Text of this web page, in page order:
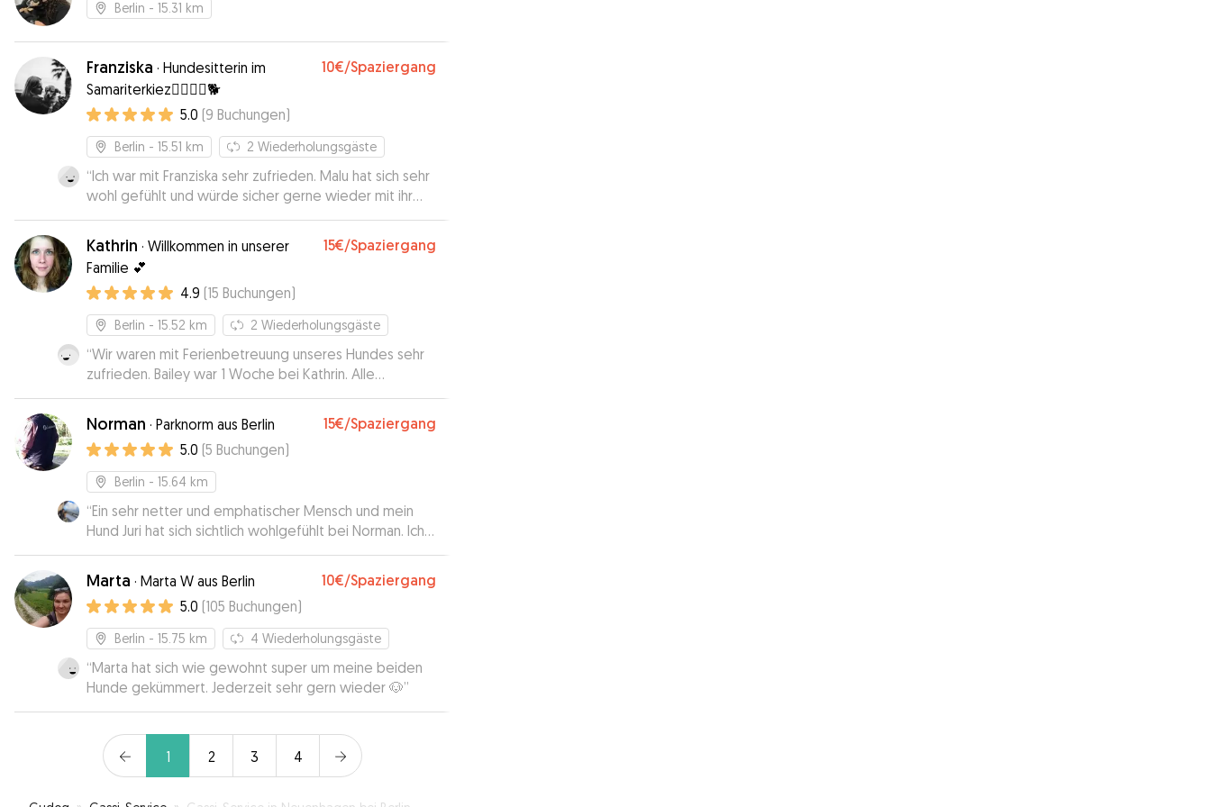
Berlin - 15.31 km
Franziska · Hundesitterin im
Samariterkiez🐕‍🦺🦮🐩🐕
10€/Spaziergang
5.0 (9 Buchungen)
Berlin - 15.51 km 2 Wiederholungsgäste
“Ich war mit Franziska sehr zufrieden. Malu hat sich sehr
wohl gefühlt und würde sicher gerne wieder mit ihr
spielen gehen.”
Kathrin · Willkommen in unserer
Familie 💕
15€/Spaziergang
4.9 (15 Buchungen)
Berlin - 15.52 km 2 Wiederholungsgäste
“Wir waren mit Ferienbetreuung unseres Hundes sehr
zufrieden. Bailey war 1 Woche bei Kathrin. Alle
Absprachen haben super geklappt und Kathrin hat uns
jeden Tag mit aktuellen Fotos von Bailey versorgt.
Somit waren wir immer auf dem neuesten Stand und
konnten unseren Urlaub entspannt genießen. Wir
würden jeder Zeit wieder eine Betreuung über Kathrin
buchen.”
Norman · Parknorm aus Berlin 15€/Spaziergang
5.0 (5 Buchungen)
Berlin - 15.64 km
“Ein sehr netter und emphatischer Mensch und mein
Hund Juri hat sich sichtlich wohlgefühlt bei Norman. Ich
werde Norman auf jeden Fall weiterhin für die
Betreuung anfragen. 1000 Dank!
Marta · Marta W aus Berlin 10€/Spaziergang
5.0 (105 Buchungen)
Berlin - 15.75 km 4 Wiederholungsgäste
“Marta hat sich wie gewohnt super um meine beiden
Hunde gekümmert. Jederzeit sehr gern wieder 🐶”
1 2 3 4